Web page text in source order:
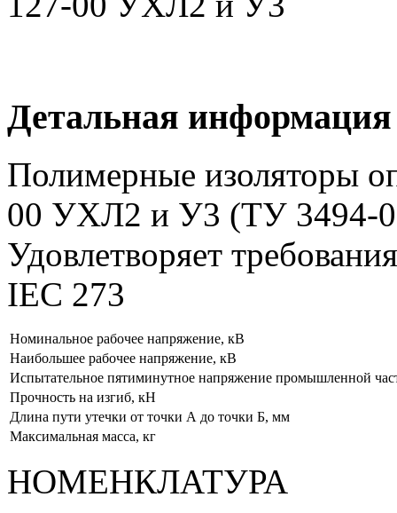
Детальная информация
Полимерные изоляторы
00 УХЛ2 и У3 (ТУ 3494-
Удовлетворяет
IEC 273
Номинальное рабочее напряжение, кВ
Наибольшее рабочее напряжение, кВ
Испытательное пятиминутное напряжение промышленной
Прочность на изгиб, кН
Длина пути утечки от точки А до точки Б, мм
Максимальная масса, кг
НОМЕНКЛАТУРА